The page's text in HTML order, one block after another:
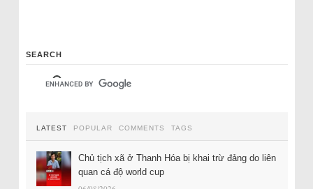
SEARCH
LATEST POPULAR COMMENTS TAGS
Chủ tịch xã ở Thanh Hóa bị khai trừ đảng do liên
quan cá độ world cup